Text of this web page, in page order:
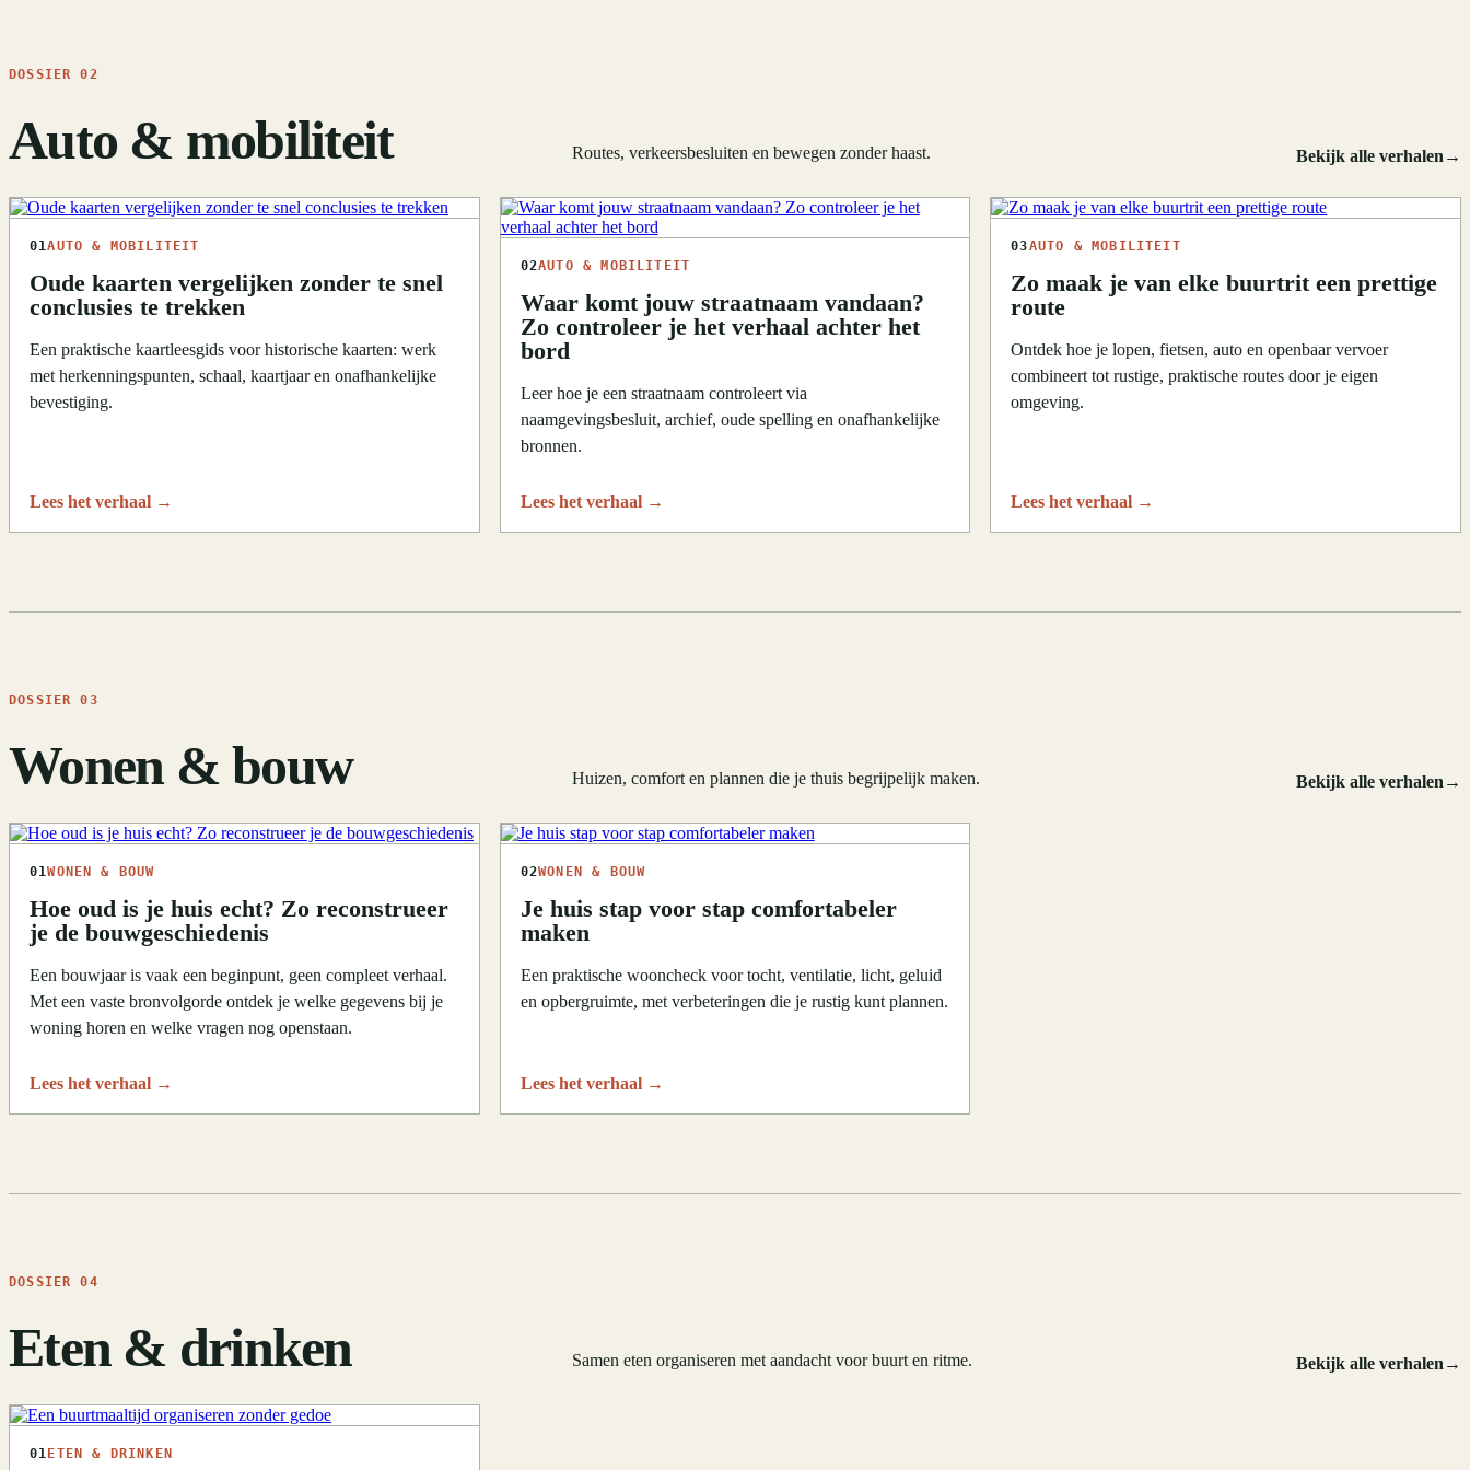
DOSSIER 02
Auto & mobiliteit Routes, verkeersbesluiten en bewegen zonder haast. Bekijk alle verhalen→
01AUTO & MOBILITEIT
Oude kaarten vergelijken zonder te snel
conclusies te trekken
Een praktische kaartleesgids voor historische kaarten: werk
met herkenningspunten, schaal, kaartjaar en onafhankelijke
bevestiging.
Lees het verhaal →
02AUTO & MOBILITEIT
Waar komt jouw straatnaam vandaan?
Zo controleer je het verhaal achter het
bord
Leer hoe je een straatnaam controleert via
naamgevingsbesluit, archief, oude spelling en onafhankelijke
bronnen.
Lees het verhaal →
03AUTO & MOBILITEIT
Zo maak je van elke buurtrit een prettige
route
Ontdek hoe je lopen, fietsen, auto en openbaar vervoer
combineert tot rustige, praktische routes door je eigen
omgeving.
Lees het verhaal →
DOSSIER 03
Wonen & bouw Huizen, comfort en plannen die je thuis begrijpelijk maken. Bekijk alle verhalen→
01WONEN & BOUW
Hoe oud is je huis echt? Zo reconstrueer
je de bouwgeschiedenis
Een bouwjaar is vaak een beginpunt, geen compleet verhaal.
Met een vaste bronvolgorde ontdek je welke gegevens bij je
woning horen en welke vragen nog openstaan.
Lees het verhaal →
02WONEN & BOUW
Je huis stap voor stap comfortabeler
maken
Een praktische wooncheck voor tocht, ventilatie, licht, geluid
en opbergruimte, met verbeteringen die je rustig kunt plannen.
Lees het verhaal →
DOSSIER 04
Eten & drinken Samen eten organiseren met aandacht voor buurt en ritme. Bekijk alle verhalen→
01 ETEN & DRINKEN